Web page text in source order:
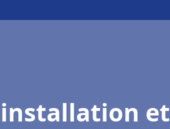
installation et